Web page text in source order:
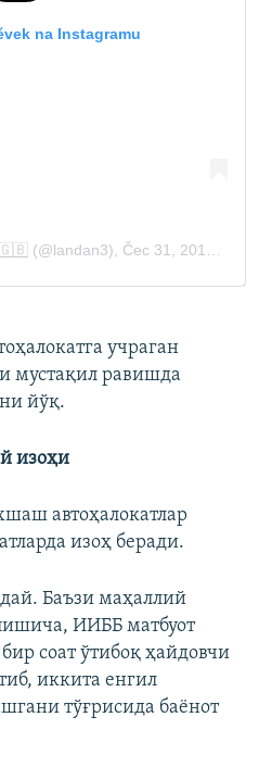
учраган
мустақил равишда
йўқ.
изоҳи
автоҳалокатлар
изоҳ беради.
Баъзи маҳаллий
ИИББ матбуот
соат ўтибоқ ҳайдовчи
иккита енгил
тўғрисида баёнот